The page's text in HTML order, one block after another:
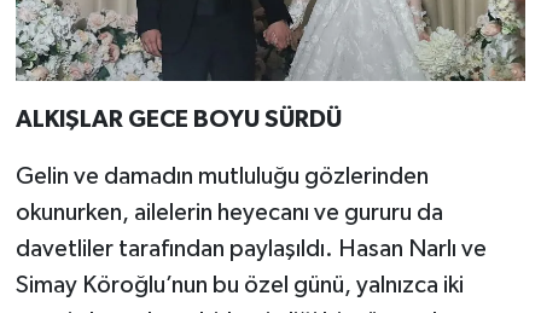
ALKIŞLAR GECE BOYU SÜRDÜ
Gelin ve damadın mutluluğu gözlerinden
okunurken, ailelerin heyecanı ve gururu da
davetliler tarafından paylaşıldı. Hasan Narlı ve
Simay Köroğlu’nun bu özel günü, yalnızca iki